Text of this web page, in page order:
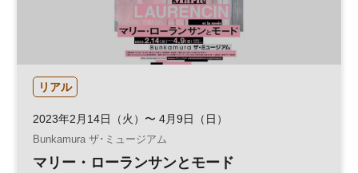
リアル
2023年2月14日（火）〜 4月9日（日）
Bunkamura ザ･ミュージアム
マリー・ローランサンとモード